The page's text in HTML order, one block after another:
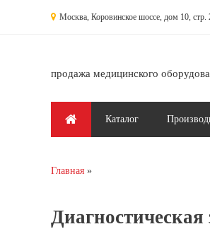
Москва, Коровинское шоссе, дом 10, стр.
продажа медицинского
Главное менюКаталог
Вы здесь
Главная
Диагностическая